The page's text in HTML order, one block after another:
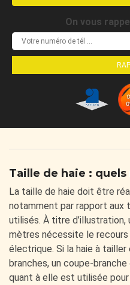
On vous
Taille de haie :
La taille de haie doit être
notamment par rapport aux
utilisés. À titre d’illustration,
mètres nécessite le
électrique. Si la haie à
branches, un coupe-
quant à elle est utilisée